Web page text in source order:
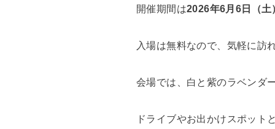
開催期間は2026年6月6日（土
入場は無料なので、気軽に訪
会場では、白と紫のラベンダ
ドライブやお出かけスポット